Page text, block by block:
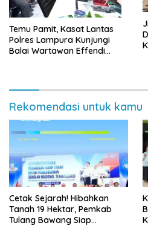
Temu Pamit, Kasat Lantas
Polres Lampura Kunjungi
Balai Wartawan Effendi
Rekomendasi untuk kamu
Cetak Sejarah! Hibahkan
Tanah 19 Hektar, Pemkab
Tulang Bawang Siap